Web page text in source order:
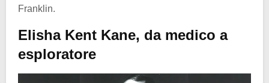
Franklin.
Elisha Kent Kane, da medico a
esploratore